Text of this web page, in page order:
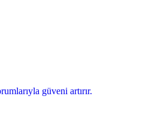
güveni artırır.